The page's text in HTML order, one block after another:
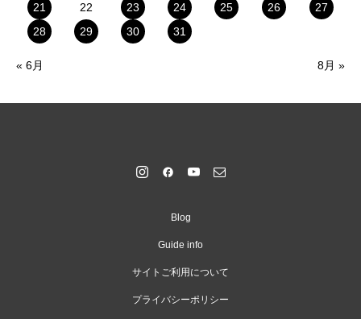
21
22 23 24 25 26
27
28
29 30 31
« 6月 8月 »
Blog
Guide info
サイトご利用について
プライバシーポリシー